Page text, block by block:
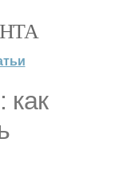
как